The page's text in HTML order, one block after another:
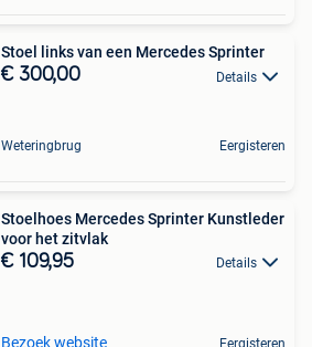
Stoel links van een Mercedes Sprinter
€ 300,00 Details
Weteringbrug Eergisteren
Stoelhoes Mercedes Sprinter Kunstleder
voor het zitvlak
€ 109,95 Details
Bezoek website Eergisteren